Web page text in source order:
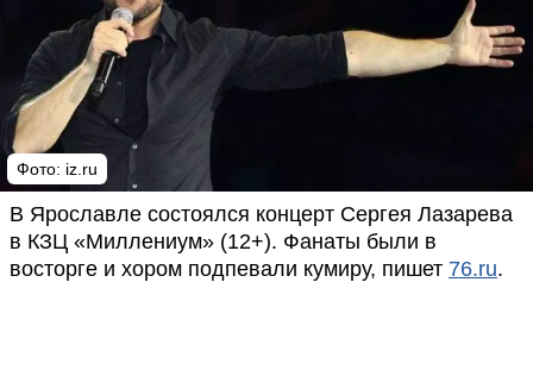
Фото: iz.ru
В Ярославле состоялся концерт Сергея Лазарева
в КЗЦ «Миллениум» (12+). Фанаты были в
восторге и хором подпевали кумиру, пишет 76.ru.